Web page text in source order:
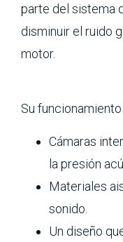
parte del sistema
disminuir el ruido
motor.
Su
Cámaras
la presión
Materiales
sonido.
Un diseño